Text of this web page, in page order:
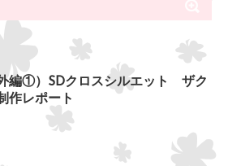
外編①）SDクロスシルエット ザク
作レポート